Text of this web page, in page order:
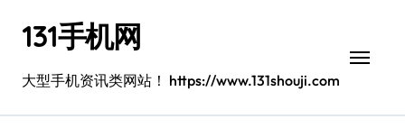
131手机网
大型手机资讯类网站！ https://www.131shouji.com